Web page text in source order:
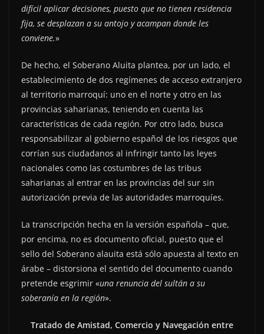
difícil aplicar decisiones, puesto que no tienen residencia
fija, se desplazan a su antojo y acampan donde les
conviene.»
De hecho, el Soberano Aluita plantea, por un lado, el
establecimiento de dos regímenes de acceso extranjero
al territorio marroquí: uno en el norte y otro en las
provincias saharianas, teniendo en cuenta las
características de cada región. Por otro lado, busca
responsabilizar al gobierno español de los riesgos que
corrían sus ciudadanos al infringir tanto las leyes
nacionales como las costumbres de las tribus
saharianas al entrar en las provincias del sur sin
autorización previa de las autoridades marroquíes.
La transcripción hecha en la versión española – que,
por encima, no es documento oficial, puesto que el
sello del Soberano alauita está sólo apuesta al texto en
árabe – distorsiona el sentido del documento cuando
pretende esgrimir «una renuncia del sultán a su
soberanía en la región».
Tratado de Amistad, Comercio y Navegación entre